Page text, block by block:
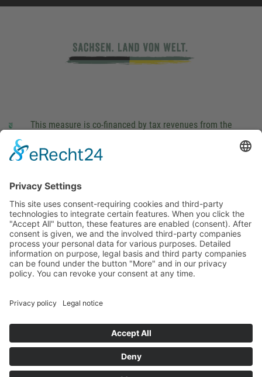
This measure is co-financed by tax revenues from the
Landtag (parliament).
This site uses consent-requiring cookies and third-party
technologies to integrate certain features. When you click the
"Accept All" button, these features are enabled (consent).
After consent is given, we and the involved third-party
companies process your personal data for various purposes.
companies can be found under the button "More" and in our
DENY ACCEPT MORE